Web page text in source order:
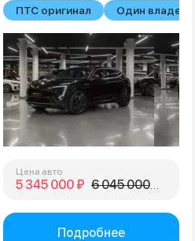
ПТС оригинал Один владелец
Цена авто
5 345 000 ₽ 6 045 000 ₽
Подробнее